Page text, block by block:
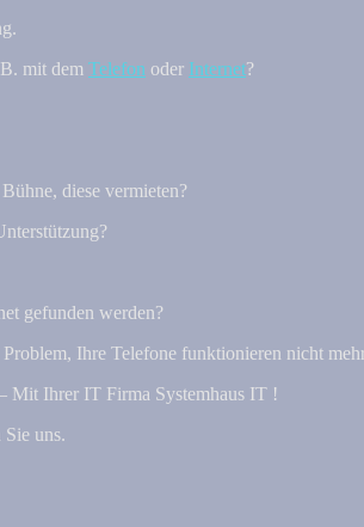
mit dem Telefon oder Internet?
diese vermieten?
gefunden werden?
Ihre Telefone funktionieren nicht
Mit Ihrer IT Firma Systemhaus IT !
uns.